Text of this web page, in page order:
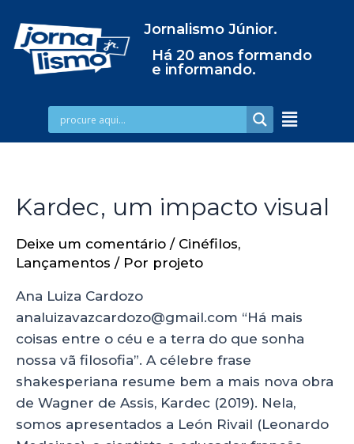
Jornalismo Júnior.
Há 20 anos formando
e informando.
Kardec, um impacto visual
Deixe um comentário / Cinéfilos,
Lançamentos / Por projeto
Ana Luiza Cardozo
analuizavazcardozo@gmail.com “Há mais
coisas entre o céu e a terra do que sonha
nossa vã filosofia”. A célebre frase
shakesperiana resume bem a mais nova obra
de Wagner de Assis, Kardec (2019). Nela,
somos apresentados a León Rivail (Leonardo